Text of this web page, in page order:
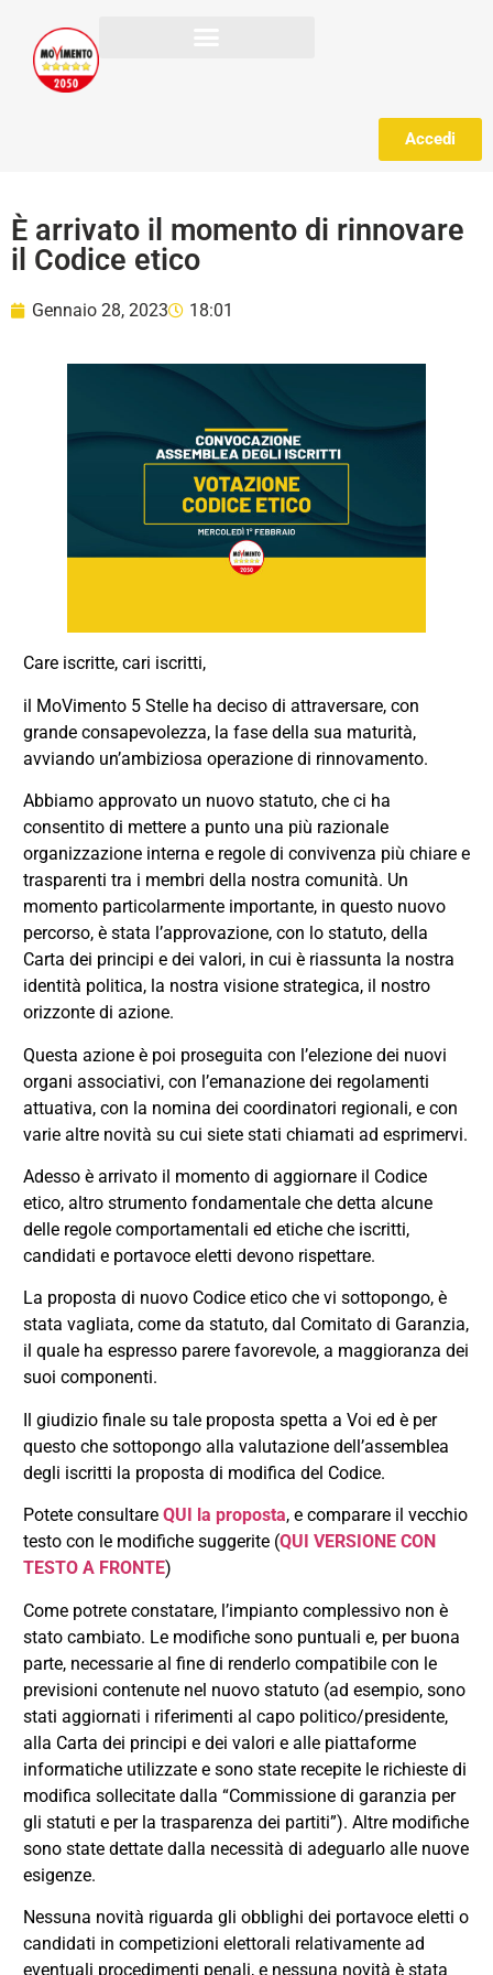
Accedi
È arrivato il momento di rinnovare
il Codice etico
Gennaio 28, 2023 18:01
Care iscritte, cari iscritti,
il MoVimento 5 Stelle ha deciso di attraversare, con
grande consapevolezza, la fase della sua maturità,
avviando un’ambiziosa operazione di rinnovamento.
Abbiamo approvato un nuovo statuto, che ci ha
consentito di mettere a punto una più razionale
organizzazione interna e regole di convivenza più chiare e
trasparenti tra i membri della nostra comunità. Un
momento particolarmente importante, in questo nuovo
percorso, è stata l’approvazione, con lo statuto, della
Carta dei principi e dei valori, in cui è riassunta la nostra
identità politica, la nostra visione strategica, il nostro
orizzonte di azione.
Questa azione è poi proseguita con l’elezione dei nuovi
organi associativi, con l’emanazione dei regolamenti
attuativa, con la nomina dei coordinatori regionali, e con
varie altre novità su cui siete stati chiamati ad esprimervi.
Adesso è arrivato il momento di aggiornare il Codice
etico, altro strumento fondamentale che detta alcune
delle regole comportamentali ed etiche che iscritti,
candidati e portavoce eletti devono rispettare.
La proposta di nuovo Codice etico che vi sottopongo, è
stata vagliata, come da statuto, dal Comitato di Garanzia,
il quale ha espresso parere favorevole, a maggioranza dei
suoi componenti.
Il giudizio finale su tale proposta spetta a Voi ed è per
questo che sottopongo alla valutazione dell’assemblea
degli iscritti la proposta di modifica del Codice.
Potete consultare QUI la proposta, e comparare il vecchio
testo con le modifiche suggerite (QUI VERSIONE CON
TESTO A FRONTE)
Come potrete constatare, l’impianto complessivo non è
stato cambiato. Le modifiche sono puntuali e, per buona
parte, necessarie al fine di renderlo compatibile con le
previsioni contenute nel nuovo statuto (ad esempio, sono
stati aggiornati i riferimenti al capo politico/presidente,
alla Carta dei principi e dei valori e alle piattaforme
informatiche utilizzate e sono state recepite le richieste di
modifica sollecitate dalla “Commissione di garanzia per
gli statuti e per la trasparenza dei partiti”). Altre modifiche
sono state dettate dalla necessità di adeguarlo alle nuove
esigenze.
Nessuna novità riguarda gli obblighi dei portavoce eletti o
candidati in competizioni elettorali relativamente ad
eventuali procedimenti penali, e nessuna novità è stata